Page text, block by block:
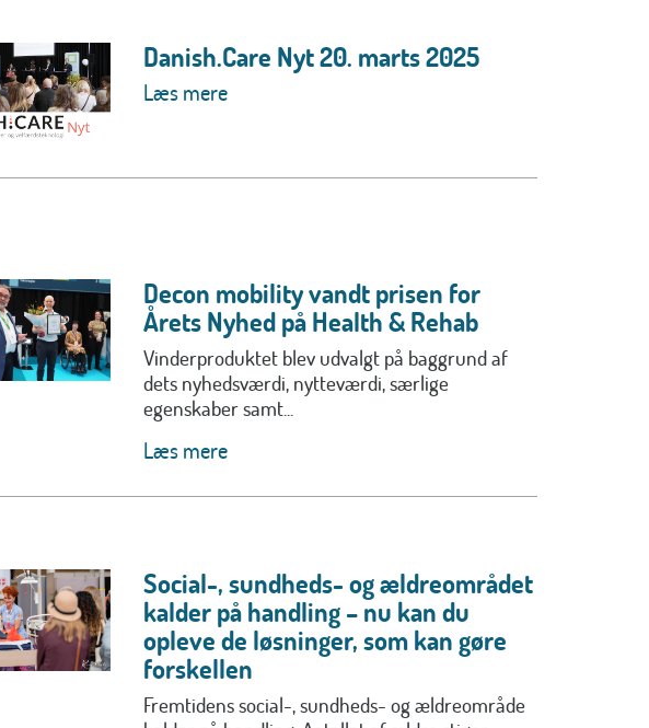
Danish.Care Nyt 20. marts 2025
Læs mere
Decon mobility vandt prisen for
Årets Nyhed på Health & Rehab
Vinderproduktet blev udvalgt på baggrund af
dets nyhedsværdi, nytteværdi, særlige
egenskaber samt...
Læs mere
Social-, sundheds- og ældreområdet
kalder på handling – nu kan du
opleve de løsninger, som kan gøre
forskellen
Fremtidens social-, sundheds- og ældreområde